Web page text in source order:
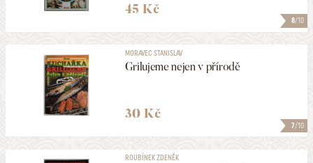
8/10
45 Kč
7/10
MORAVEC STANISLAV
Grilujeme nejen v přírodě
30 Kč
ROUBÍNEK ZDENĚK